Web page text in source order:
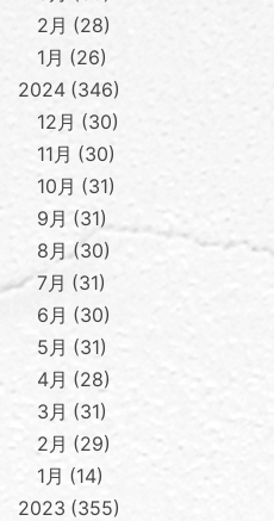
2月
28
1月
26
2024 346
12月
30
11月
30
10月
31
9月
31
8月
30
7月
31
6月
30
5月
31
4月
28
3月
31
2月
29
1月
14
2023 355